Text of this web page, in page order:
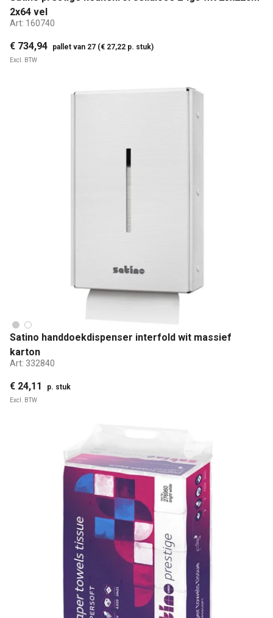
2x64 vel
Art: 160740
€ 734,94 pallet van 27 (€ 27,22 p. stuk)
Excl. BTW
Satino handdoekdispenser interfold wit massief
karton
Art: 332840
€ 24,11 p. stuk
Excl. BTW